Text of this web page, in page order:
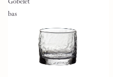
Gobelet
bas